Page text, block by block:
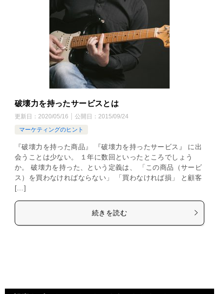
破壊力を持ったサービスとは
更新日： 2020/05/16 公開日： 2015/09/24
マーケティングのヒント
『破壊力を持った商品』 『破壊力を持ったサービス』 に出
会うことは少ない。 １年に数回といったところでしょう
か。 破壊力を持った、という定義は、 「この商品（サービ
ス）を買わなければならない」 「買わなければ損」 と顧客
[…]
続きを読む